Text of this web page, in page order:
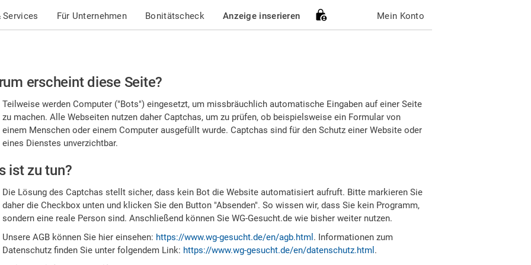
Services Für Unternehmen Bonitätscheck Anzeige inserieren Mein Konto
erscheint diese Seite?
Teilweise werden Computer ("Bots") eingesetzt, um missbräuchlich automatische Eingaben auf einer Seite
zu machen. Alle Webseiten nutzen daher Captchas, um zu prüfen, ob beispielsweise ein Formular von
einem Menschen oder einem Computer ausgefüllt wurde. Captchas sind für den Schutz einer Website oder
eines Dienstes unverzichtbar.
ist zu tun?
Die Lösung des Captchas stellt sicher, dass kein Bot die Website automatisiert aufruft. Bitte markieren Sie
daher die Checkbox unten und klicken Sie den Button "Absenden". So wissen wir, dass Sie kein Programm,
sondern eine reale Person sind. Anschließend können Sie WG-Gesucht.de wie bisher weiter nutzen.
Unsere AGB können Sie hier einsehen: https://www.wg-gesucht.de/en/agb.html . Informationen zum
Datenschutz finden Sie unter folgendem Link: https://www.wg-gesucht.de/en/datenschutz.html .